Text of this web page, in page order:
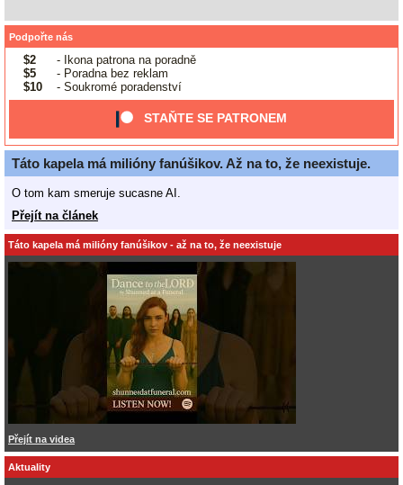
Podpořte nás
$2
- Ikona patrona na poradně
$5
- Poradna bez reklam
$10
- Soukromé poradenství
STAŇTE SE PATRONEM
Táto kapela má milióny fanúšikov. Až na to, že neexistuje.
O tom kam smeruje sucasne AI.
Přejít na článek
Táto kapela má milióny fanúšikov - až na to, že neexistuje
Přejít na videa
Aktuality